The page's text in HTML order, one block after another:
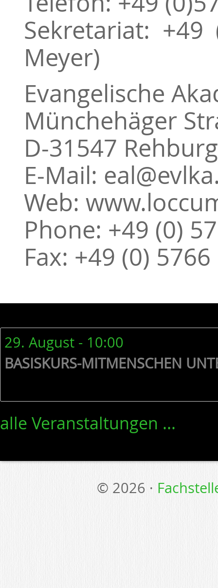
Sekretariat:
Meyer)
Evangelische
Münchehäger
D-31547
E-Mail:
Web:
Phone: +49 (0)
Fax: +49 (0)
29. August - 10:00
BASISKURS-MITMENSCHEN
alle Veranstaltungen ...
© 2026 ·